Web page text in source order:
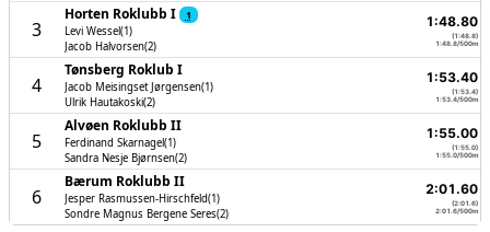
3
Horten Roklubb I
1
Levi Wessel(1)
Jacob Halvorsen(2)
1:48.80
(1:48.8)
1:48.8/500m
4
Tønsberg Roklub I
Jacob Meisingset Jørgensen(1)
Ulrik Hautakoski(2)
1:53.40
(1:53.4)
1:53.4/500m
5
Alvøen Roklubb II
Ferdinand Skarnagel(1)
Sandra Nesje Bjørnsen(2)
1:55.00
(1:55.0)
1:55.0/500m
6
Bærum Roklubb II
Jesper Rasmussen-Hirschfeld(1)
Sondre Magnus Bergene Seres(2)
2:01.60
(2:01.6)
2:01.6/500m